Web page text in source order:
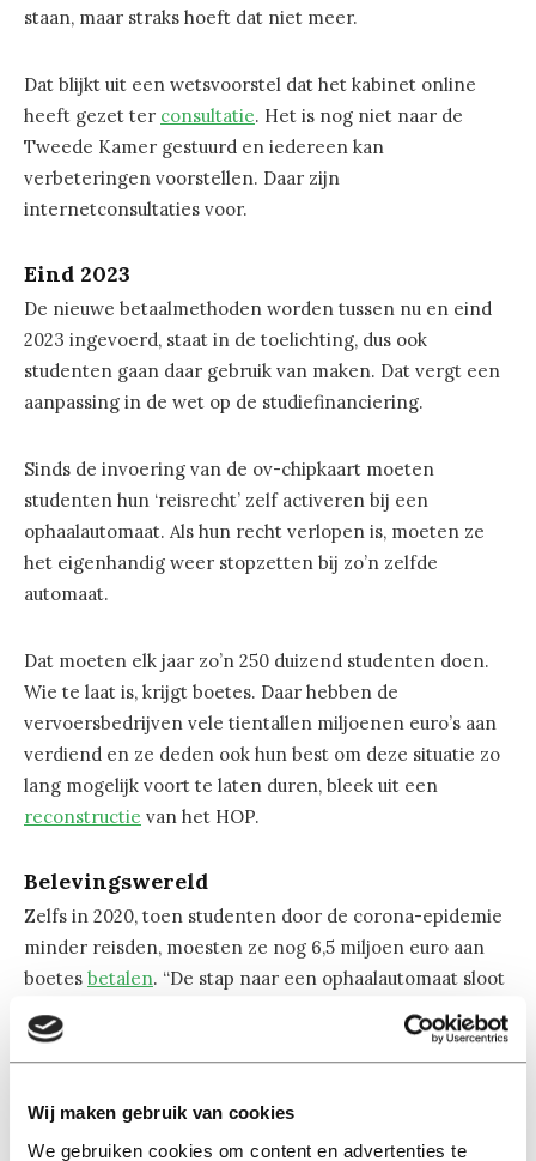
Wij maken gebruik van cookies
We gebruiken cookies om content en advertenties te
staan, maar straks hoeft dat niet meer.
Dat blijkt uit een wetsvoorstel dat het kabinet online
heeft gezet ter consultatie. Het is nog niet naar de
Tweede Kamer gestuurd en iedereen kan
verbeteringen voorstellen. Daar zijn
internetconsultaties voor.
Eind 2023
De nieuwe betaalmethoden worden tussen nu en eind
2023 ingevoerd, staat in de toelichting, dus ook
studenten gaan daar gebruik van maken. Dat vergt een
aanpassing in de wet op de studiefinanciering.
Sinds de invoering van de ov-chipkaart moeten
studenten hun ‘reisrecht’ zelf activeren bij een
ophaalautomaat. Als hun recht verlopen is, moeten ze
het eigenhandig weer stopzetten bij zo’n zelfde
automaat.
Dat moeten elk jaar zo’n 250 duizend studenten doen.
Wie te laat is, krijgt boetes. Daar hebben de
vervoersbedrijven vele tientallen miljoenen euro’s aan
verdiend en ze deden ook hun best om deze situatie zo
lang mogelijk voort te laten duren, bleek uit een
reconstructie van het HOP.
Belevingswereld
Zelfs in 2020, toen studenten door de corona-epidemie
minder reisden, moesten ze nog 6,5 miljoen euro aan
boetes betalen. “De stap naar een ophaalautomaat sloot
niet goed aan bij de belevingswereld van veel
studenten, die gewend zijn dergelijke zaken online te
Onder druk van de Tweede Kamer kunnen studenten